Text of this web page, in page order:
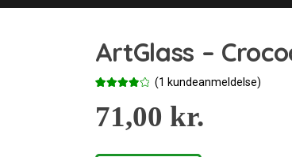
ArtGlass –
som4.00
ud af 5
baseret
ømmelse
(1 kundeanmeldelse)
71,00 kr.